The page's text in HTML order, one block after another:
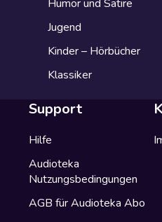
Humor und Satire
Jugend
Kinder – Hörbücher
Klassiker
Support
Hilfe
Audioteka
Nutzungsbedingungen
AGB für Audioteka Abo